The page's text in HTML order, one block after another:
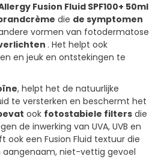
Fusion Fluid SPF100+ 50ml
die de symptomen
vormen van fotodermatose
. Het helpt ook
en jeuk en ontstekingen te
, helpt het de natuurlijke
te versterken en beschermt het
ook fotostabiele filters die
de inwerking van UVA, UVB en
ook een Fusion Fluid textuur die
aangenaam, niet-vettig gevoel